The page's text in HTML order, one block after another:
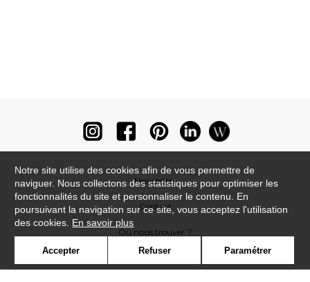
Newsletter
Contact
Où nous trouver ?
Notre site utilise des cookies afin de vous permettre de
naviguer. Nous collectons des statistiques pour optimiser les
fonctionnalités du site et personnaliser le contenu. En
poursuivant la navigation sur ce site, vous acceptez l'utilisation
des cookies. En savoir plus
Accepter Refuser Paramétrer